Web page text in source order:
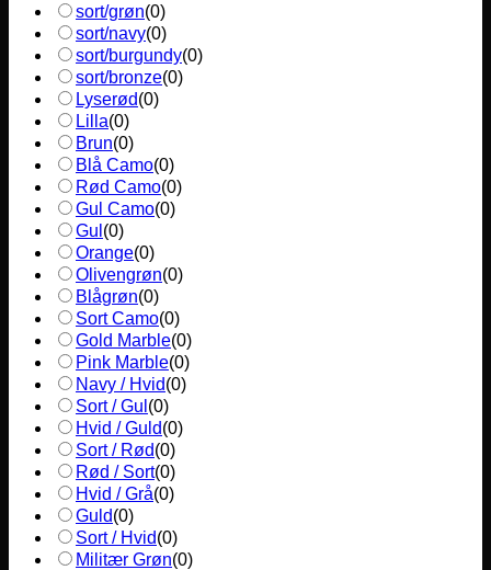
sort/grøn(0)
sort/navy(0)
sort/burgundy(0)
sort/bronze(0)
Lyserød(0)
Lilla(0)
Brun(0)
Blå Camo(0)
Rød Camo(0)
Gul Camo(0)
Gul (0)
Orange(0)
Olivengrøn(0)
Blågrøn(0)
Sort Camo(0)
Gold Marble(0)
Pink Marble(0)
Navy / Hvid(0)
Sort / Gul (0)
Hvid / Guld(0)
Sort / Rød(0)
Rød / Sort(0)
Hvid / Grå(0)
Guld(0)
Sort / Hvid(0)
Militær Grøn(0)